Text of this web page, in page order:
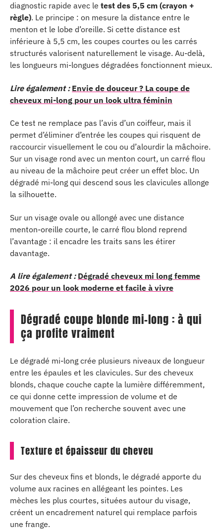
diagnostic rapide avec le test des 5,5 cm (crayon +
règle). Le principe : on mesure la distance entre le
menton et le lobe d’oreille. Si cette distance est
inférieure à 5,5 cm, les coupes courtes ou les carrés
structurés valorisent naturellement le visage. Au-delà,
les longueurs mi-longues dégradées fonctionnent mieux.
Lire également : Envie de douceur ? La coupe de
cheveux mi-long pour un look ultra féminin
Ce test ne remplace pas l’avis d’un coiffeur, mais il
permet d’éliminer d’entrée les coupes qui risquent de
raccourcir visuellement le cou ou d’alourdir la mâchoire.
Sur un visage rond avec un menton court, un carré flou
au niveau de la mâchoire peut créer un effet bloc. Un
dégradé mi-long qui descend sous les clavicules allonge
la silhouette.
Sur un visage ovale ou allongé avec une distance
menton-oreille courte, le carré flou blond reprend
l’avantage : il encadre les traits sans les étirer
davantage.
A lire également : Dégradé cheveux mi long femme
2026 pour un look moderne et facile à vivre
Dégradé coupe blonde mi-long : à qui
ça profite vraiment
Le dégradé mi-long crée plusieurs niveaux de longueur
entre les épaules et les clavicules. Sur des cheveux
blonds, chaque couche capte la lumière différemment,
ce qui donne cette impression de volume et de
mouvement que l’on recherche souvent avec une
coloration claire.
Texture et épaisseur du cheveu
Sur des cheveux fins et blonds, le dégradé apporte du
volume aux racines en allégeant les pointes. Les
mèches les plus courtes, situées autour du visage,
créent un encadrement naturel qui remplace parfois
une frange.